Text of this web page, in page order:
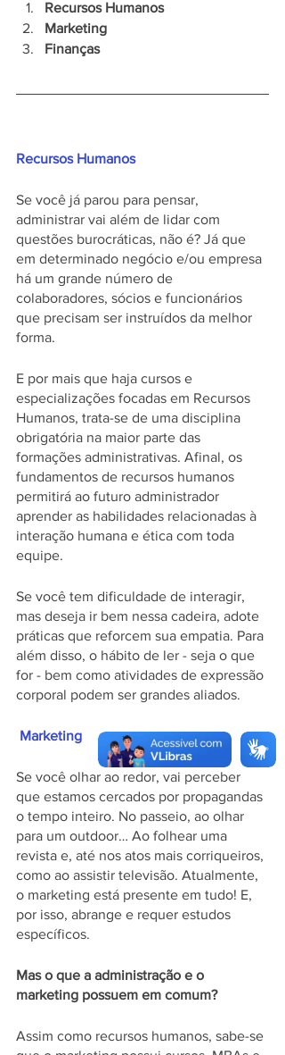
Recursos Humanos
Marketing
Finanças
Recursos Humanos
Se você já parou para pensar,
administrar vai além de lidar com
questões burocráticas, não é? Já que
em determinado negócio e/ou empresa
há um grande número de
colaboradores, sócios e funcionários
que precisam ser instruídos da melhor
forma.
E por mais que haja cursos e
especializações focadas em Recursos
Humanos, trata-se de uma disciplina
obrigatória na maior parte das
formações administrativas. Afinal, os
fundamentos de recursos humanos
permitirá ao futuro administrador
aprender as habilidades relacionadas à
interação humana e ética com toda
equipe.
Se você tem dificuldade de interagir,
mas deseja ir bem nessa cadeira, adote
práticas que reforcem sua empatia. Para
além disso, o hábito de ler - seja o que
for - bem como atividades de expressão
corporal podem ser grandes aliados.
Marketing
Se você olhar ao redor, vai perceber
que estamos cercados por propagandas
o tempo inteiro. No passeio, ao olhar
para um outdoor… Ao folhear uma
revista e, até nos atos mais corriqueiros,
como ao assistir televisão. Atualmente,
o marketing está presente em tudo! E,
por isso, abrange e requer estudos
específicos.
Mas o que a administração e o
marketing possuem em comum?
Assim como recursos humanos, sabe-se